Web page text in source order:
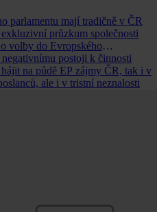
parlamentu mají tradičně v ČR
průzkum společnosti
volby do Evropského
postoji k činnosti
na půdě EP zájmy ČR, tak i v
ale i v tristní neznalosti